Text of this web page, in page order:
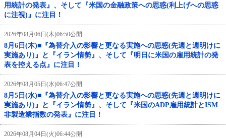
用統計の発表』、そして『米国の金融政策への思惑(利上げへの思惑
に注視)』に注目！
2026年08月06日(木)06:50公開
8月6日(木)■『為替介入の影響と更なる実施への思惑(先週と週明けに
実施あり)』と『イラン情勢』、そして『明日に米国の雇用統計の発
表を控える点』に注目！
2026年08月05日(水)06:47公開
8月5日(水)■『為替介入の影響と更なる実施への思惑(先週と週明けに
実施あり)』と『イラン情勢』、そして『米国のADP雇用統計とISM
非製造業指数の発表』に注目！
2026年08月04日(火)06:44公開